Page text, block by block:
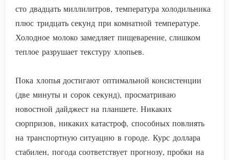
сто двадцать миллилитров, температура холодильника
плюс тридцать секунд при комнатной температуре.
Холодное молоко замедляет пищеварение, слишком
теплое разрушает текстуру хлопьев.
Пока хлопья достигают оптимальной консистенции
(две минуты и сорок секунд), просматриваю
новостной дайджест на планшете. Никаких
сюрпризов, никаких катастроф, способных повлиять
на транспортную ситуацию в городе. Курс доллара
стабилен, погода соответствует прогнозу, пробки на